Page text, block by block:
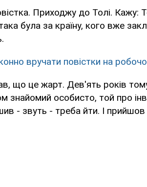
Приходжу до Толі. Кажу:
була за країну, кого вже
вручати повістки на
що це жарт. Дев'ять років
знайомий особисто, той про
- звуть - треба йти. І прийшов